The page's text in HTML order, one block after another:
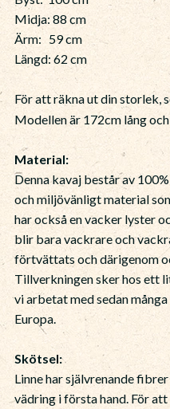
Midja: 88 cm
Ärm: 59 cm
Längd: 62 cm
För att räkna ut din storlek,
Modellen är 172cm lång
Material:
Denna kavaj består av
och miljövänligt material
har också en vacker lyster
blir bara vackrare och
förtvättats och därigenom
Tillverkningen sker hos ett
vi arbetat med sedan
Europa.
Skötsel:
Linne har självrenande
vädring i första hand. För